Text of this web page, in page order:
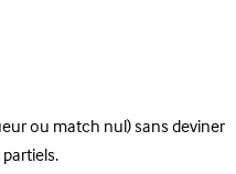
ou match nul) sans deviner